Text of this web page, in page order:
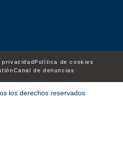
privacidadPolítica de cookies
Canal de denuncias
los derechos reservados